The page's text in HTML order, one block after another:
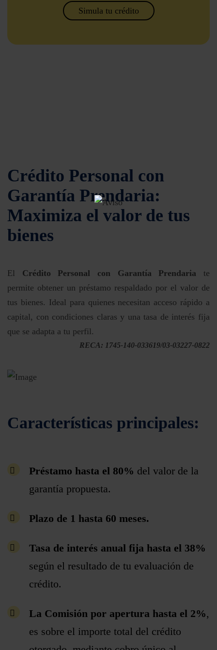
Simula tu crédito
Crédito Personal con
Garantía Prendaria:
Maximiza el valor de tus
bienes
El Crédito Personal con Garantía Prendaria te
permite obtener un préstamo respaldado por el valor de
tus bienes. Ideal para quienes necesitan acceso rápido a
capital, con condiciones claras y una tasa de interés fija
que se adapta a tu perfil.
RECA: 1745-140-033619/03-03227-0822
Características principales:
Préstamo hasta el 80% del valor de la
garantía propuesta.
Plazo de 1 hasta 60 meses.
Tasa de interés anual fija hasta el 38%
según el resultado de tu evaluación de
crédito.
La Comisión por apertura hasta el 2%,
es sobre el importe total del crédito